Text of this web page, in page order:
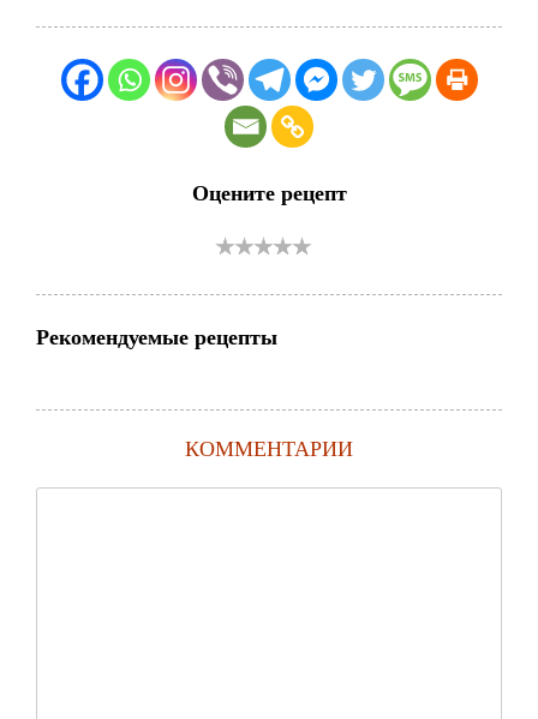
Оцените рецепт
Рекомендуемые рецепты
КОММЕНТАРИИ